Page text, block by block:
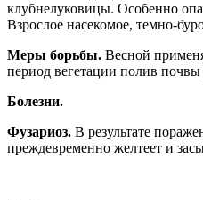
клубнелуковицы. Особенно
Взрослое насекомое, темно-
Меры борьбы. Весной
период вегетации полив почвы
Болезни.
Фузариоз. В результате
преждевременно желтеет и